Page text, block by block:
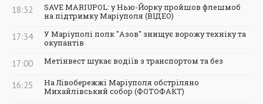
18:32
SAVE MARIUPOL: у Нью-Йорку пройшов флешмоб
на підтримку Маріуполя (ВІДЕО)
17:34
У Маріуполі полк "Азов" знищує ворожу техніку та
окупантів
17:00 Метінвест шукає водіїв з транспортом та без
16:25
На Лівобережжі Маріуполя обстріляно
Михайлівський собор (ФОТОФАКТ)